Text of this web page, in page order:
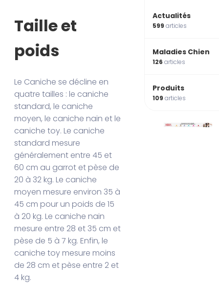
Taille et
poids
Le Caniche se décline en
quatre tailles : le caniche
standard, le caniche
moyen, le caniche nain et le
caniche toy. Le caniche
standard mesure
généralement entre 45 et
60 cm au garrot et pèse de
20 à 32 kg. Le caniche
moyen mesure environ 35 à
45 cm pour un poids de 15
à 20 kg. Le caniche nain
mesure entre 28 et 35 cm et
pèse de 5 à 7 kg. Enfin, le
caniche toy mesure moins
de 28 cm et pèse entre 2 et
4 kg.
Actualités
599articles
Maladies Chien
126articles
Produits
109articles